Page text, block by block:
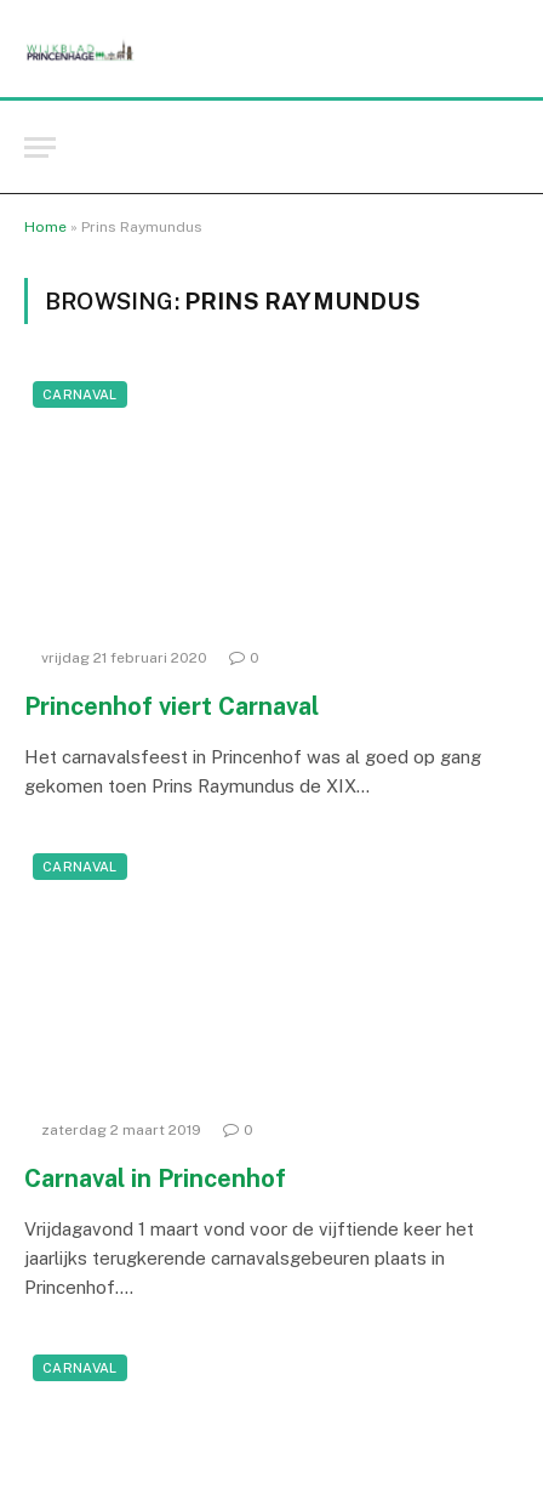
Home » Prins Raymundus
BROWSING: PRINS RAYMUNDUS
CARNAVAL
vrijdag 21 februari 2020 0
Princenhof viert Carnaval
Het carnavalsfeest in Princenhof was al goed op gang
gekomen toen Prins Raymundus de XIX…
CARNAVAL
zaterdag 2 maart 2019 0
Carnaval in Princenhof
Vrijdagavond 1 maart vond voor de vijftiende keer het
jaarlijks terugkerende carnavalsgebeuren plaats in
Princenhof.…
CARNAVAL